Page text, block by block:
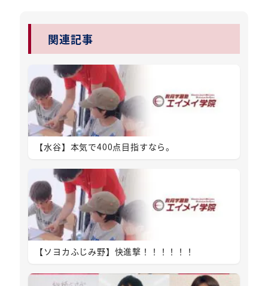
関連記事
【水谷】本気で400点目指すなら。
【ソヨカふじみ野】快進撃！！！！！！